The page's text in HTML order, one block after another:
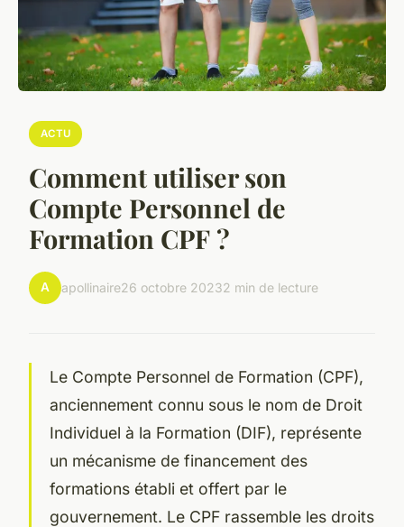
ACTU
Comment utiliser son
Compte Personnel de
Formation CPF ?
A apollinaire26 octobre 20232 min de lecture
Le Compte Personnel de Formation (CPF),
anciennement connu sous le nom de Droit
Individuel à la Formation (DIF), représente
un mécanisme de financement des
formations établi et offert par le
gouvernement. Le CPF rassemble les droits